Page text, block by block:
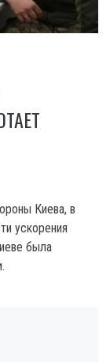
Киева, в
ускорения
была